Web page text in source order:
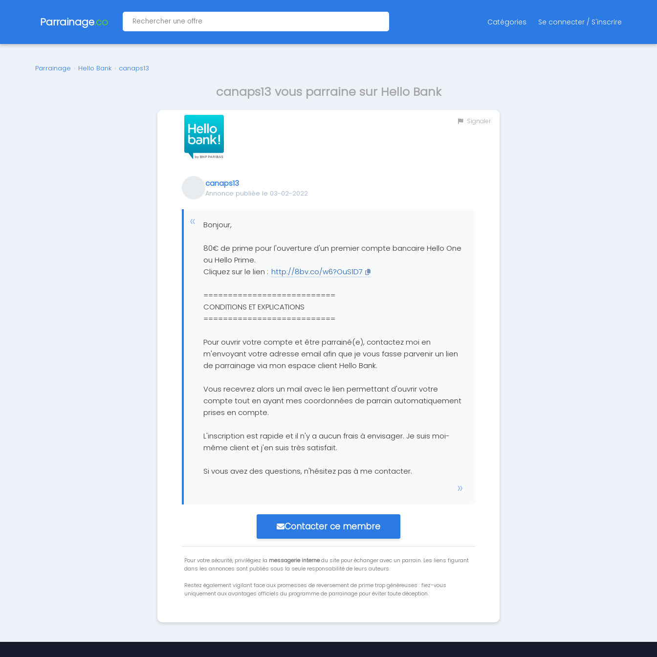
Parrainage.co Catégories Se connecter / S'inscrire
Parrainage › Hello Bank › canaps13
canaps13 vous parraine sur Hello Bank
Signaler
canaps13
Annonce publiée le 03-02-2022
Bonjour,
80€ de prime pour l'ouverture d'un premier compte bancaire Hello One
ou Hello Prime.
Cliquez sur le lien : http://8bv.co/w6?OuS1D7
===========================
CONDITIONS ET EXPLICATIONS
===========================
Pour ouvrir votre compte et être parrainé(e), contactez moi en
m'envoyant votre adresse email afin que je vous fasse parvenir un lien
de parrainage via mon espace client Hello Bank.
Vous recevrez alors un mail avec le lien permettant d'ouvrir votre
compte tout en ayant mes coordonnées de parrain automatiquement
prises en compte.
L'inscription est rapide et il n'y a aucun frais à envisager. Je suis moi-
même client et j'en suis très satisfait.
Si vous avez des questions, n'hésitez pas à me contacter.
Contacter ce membre
Pour votre sécurité, privilégiez la messagerie internedu site pour échanger avec un parrain. Les liens figurant
dans les annonces sont publiés sous la seule responsabilité de leurs auteurs.
Restez également vigilant face aux promesses de reversement de prime trop généreuses : fiez-vous
uniquement aux avantages officiels du programme de parrainage pour éviter toute déception.